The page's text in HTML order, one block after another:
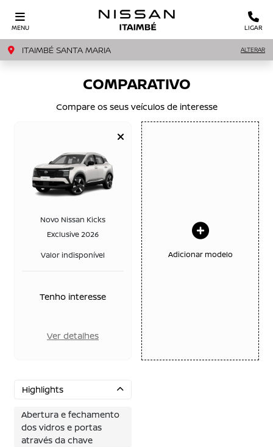
MENU LIGAR
ITAIMBÉ SANTA MARIA ALTERAR
COMPARATIVO
Compare os seus veículos de interesse
Novo Nissan Kicks
Exclusive 2026
Valor indisponível
Tenho interesse
Ver detalhes
Adicionar modelo
Highlights
Abertura e fechamento
dos vidros e portas
através da chave